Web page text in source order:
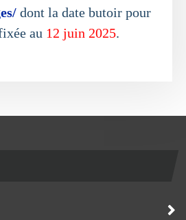
dont la date butoir pour
au 12 juin 2025.